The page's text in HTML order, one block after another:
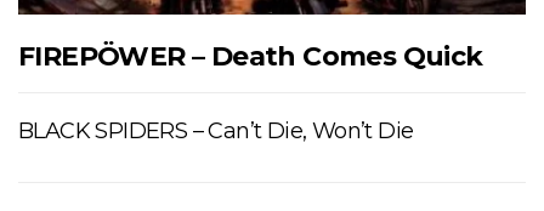
FIREPÖWER – Death Comes Quick
BLACK SPIDERS – Can’t Die, Won’t Die